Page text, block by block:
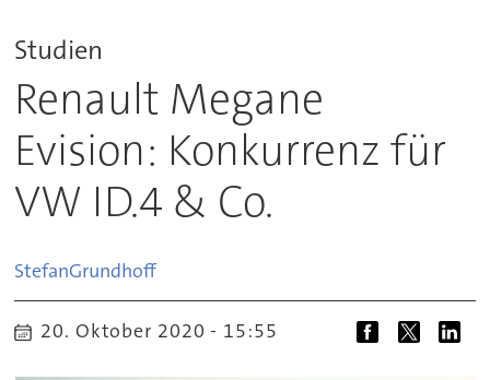
Studien
Renault Megane
Evision: Konkurrenz für
VW ID.4 & Co.
StefanGrundhoff
20. Oktober 2020 - 15:55